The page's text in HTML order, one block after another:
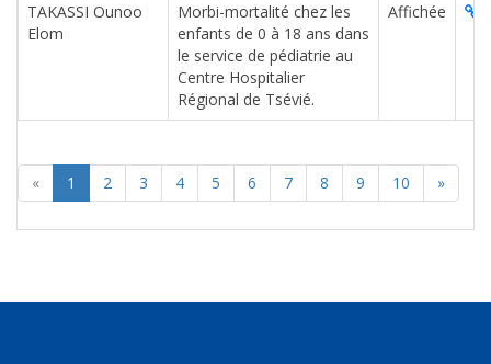
TAKASSI Ounoo
Elom
Morbi-mortalité chez les
enfants de 0 à 18 ans dans
le service de pédiatrie au
Centre Hospitalier
Régional de Tsévié.
Affichée
« 1 2 3 4 5 6 7 8 9 10 »